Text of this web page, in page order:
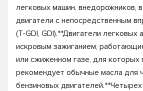
легковых машин, внедорожников,
двигатели с непосредственным
(T-GDI, GDI).**Двигатели легковых
искровым зажиганием,
или сжиженном газе, для которых
рекомендует обычные масла для
бензиновых